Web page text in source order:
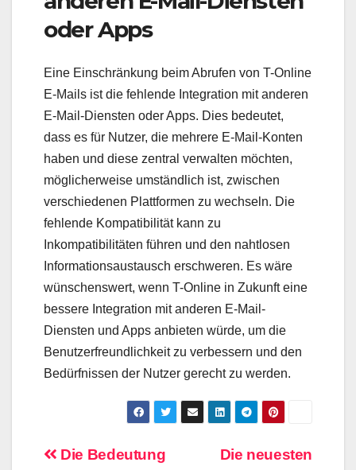
oder Apps
Eine Einschränkung beim Abrufen von T-Online
E-Mails ist die fehlende Integration mit anderen
E-Mail-Diensten oder Apps. Dies bedeutet,
dass es für Nutzer, die mehrere E-Mail-Konten
haben und diese zentral verwalten möchten,
möglicherweise umständlich ist, zwischen
verschiedenen Plattformen zu wechseln. Die
fehlende Kompatibilität kann zu
Inkompatibilitäten führen und den nahtlosen
Informationsaustausch erschweren. Es wäre
wünschenswert, wenn T-Online in Zukunft eine
bessere Integration mit anderen E-Mail-
Diensten und Apps anbieten würde, um die
Benutzerfreundlichkeit zu verbessern und den
Bedürfnissen der Nutzer gerecht zu werden.
Beitragsnavigation
Die neuesten
Die Bedeutung